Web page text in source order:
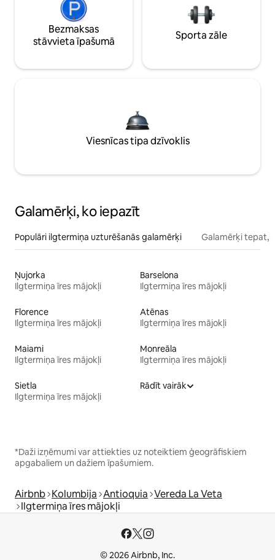
Bezmaksas
stāvvieta īpašumā
Sporta zāle
Viesnīcas tipa dzīvoklis
Galamērķi, ko iepazīt
Populāri ilgtermiņa uzturēšanās galamērķi Galamērķi tepat,
Ņujorka
Ilgtermiņa īres mājokļi
Barselona
Ilgtermiņa īres mājokļi
Florence
Ilgtermiņa īres mājokļi
Atēnas
Ilgtermiņa īres mājokļi
Maiami
Ilgtermiņa īres mājokļi
Monreāla
Ilgtermiņa īres mājokļi
Sietla
Ilgtermiņa īres mājokļi
Rādīt vairāk
*Daži izņēmumi var attiekties uz noteiktiem ģeogrāfiskiem
apgabaliem un dažiem īpašumiem.
Airbnb Kolumbija Antioquia Vereda La Veta
Ilgtermiņa īres mājokļi
© 2026 Airbnb, Inc.